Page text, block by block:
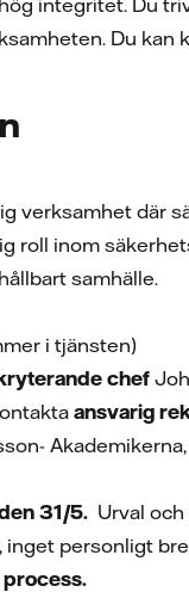
integritet. Du
Du
verksamhet där
roll inom
samhälle.
i tjänsten)
chef
ansvarig
31/5. Urval
personligt